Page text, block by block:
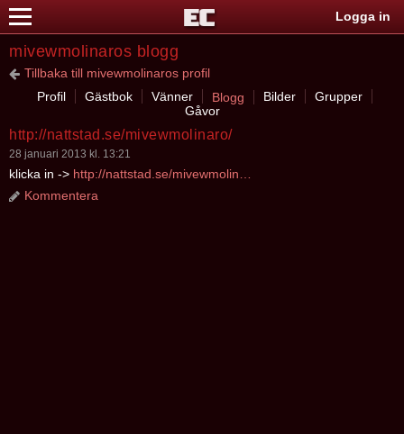
Logga in
mivewmolinaros blogg
Tillbaka till mivewmolinaros profil
Profil
Gästbok Vänner Blogg Bilder
Grupper
Gåvor
http://nattstad.se/mivewmolinaro/
28 januari 2013 kl. 13:21
klicka in ->
Kommentera